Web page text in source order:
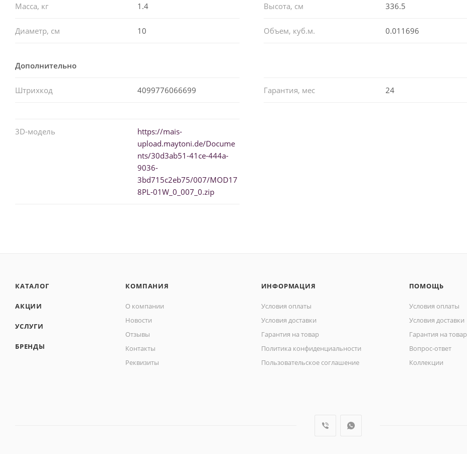
Масса, кг 1.4 Высота, см 336.5
Диаметр, см 10 Объем, куб.м. 0.011696
Дополнительно
Штрихкод 4099776066699 Гарантия, мес 24
3D-модель
https://mais-
upload.maytoni.de/Docume
nts/30d3ab51-41ce-444a-
9036-
3bd715c2eb75/007/MOD17
8PL-01W_0_007_0.zip
КАТАЛОГ
АКЦИИ
УСЛУГИ
БРЕНДЫ
КОМПАНИЯ
О компании
Новости
Отзывы
Контакты
Реквизиты
ИНФОРМАЦИЯ
Условия оплаты
Условия доставки
Гарантия на товар
Политика конфиденциальности
Пользовательское соглашение
ПОМОЩЬ
Условия оплаты
Условия доставки
Гарантия на товар
Вопрос-ответ
Коллекции